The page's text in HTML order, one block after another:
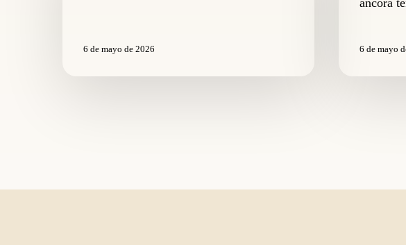
6 de mayo de 2026
ancora
6 de mayo